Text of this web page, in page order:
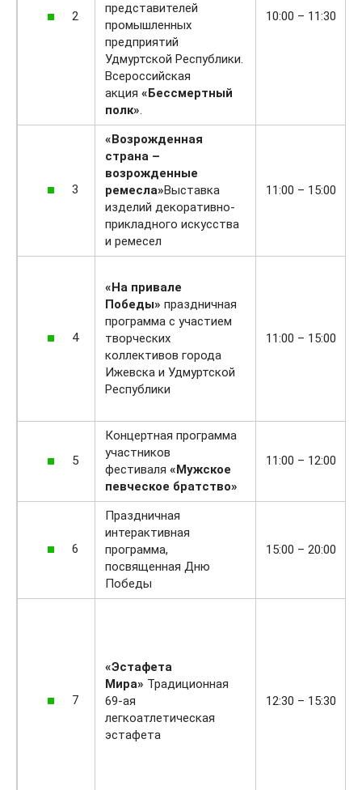
2
представителей
промышленных
предприятий
Удмуртской Республики.
Всероссийская
акция «Бессмертный
полк».
10:00 – 11:30
3
«Возрожденная
страна –
возрожденные
ремесла»Выставка
изделий декоративно-
прикладного искусства
и ремесел
11:00 – 15:00
4
«На привале
Победы» праздничная
программа с участием
творческих
коллективов города
Ижевска и Удмуртской
Республики
11:00 – 15:00
5
Концертная программа
участников
фестиваля «Мужское
певческое братство»
11:00 – 12:00
6
Праздничная
интерактивная
программа,
посвященная Дню
Победы
15:00 – 20:00
7
«Эстафета
Мира» Традиционная
69-ая
легкоатлетическая
эстафета
12:30 – 15:30